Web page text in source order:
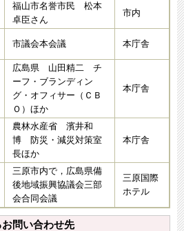
福山市名誉市民 松本
卓臣さん
市内
市議会本会議 本庁舎
広島県 山田精二 チ
ーフ・ブランディン
グ・オフィサー（ＣＢ
Ｏ）ほか
本庁舎
農林水産省 濱井和
博 防災・減災対策室
長ほか
本庁舎
三原市内で，広島県備
後地域振興協議会三部
会合同会議
三原国際
ホテル
問い合わせ先